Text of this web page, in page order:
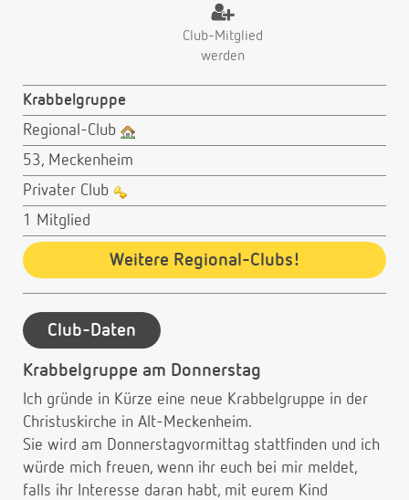
Club-Mitglied
werden
Krabbelgruppe
Regional-Club
53, Meckenheim
Privater Club
1 Mitglied
Weitere Regional-Clubs!
Club-Daten
Krabbelgruppe am Donnerstag
Ich gründe in Kürze eine neue Krabbelgruppe in der
Christuskirche in Alt-Meckenheim.
Sie wird am Donnerstagvormittag stattfinden und ich
würde mich freuen, wenn ihr euch bei mir meldet,
falls ihr Interesse daran habt, mit eurem Kind